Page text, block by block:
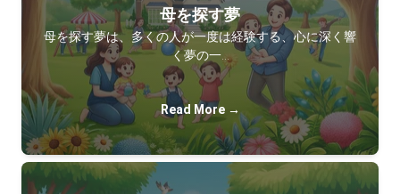
母を探す夢
母を探す夢は、多くの人が一度は経験する、心に深く響
く夢の一…
Read More →